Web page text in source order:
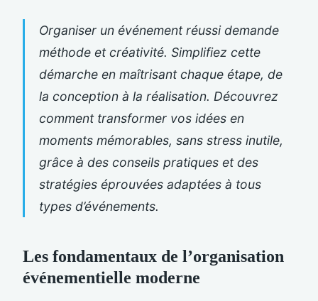
Organiser un événement réussi demande
méthode et créativité. Simplifiez cette
démarche en maîtrisant chaque étape, de
la conception à la réalisation. Découvrez
comment transformer vos idées en
moments mémorables, sans stress inutile,
grâce à des conseils pratiques et des
stratégies éprouvées adaptées à tous
types d’événements.
Les fondamentaux de l’organisation
événementielle moderne